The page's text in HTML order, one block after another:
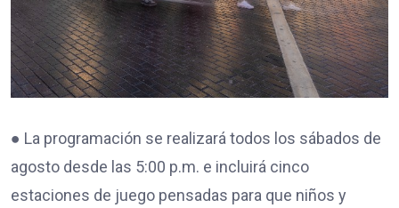
● La programación se realizará todos los sábados de
agosto desde las 5:00 p.m. e incluirá cinco
estaciones de juego pensadas para que niños y